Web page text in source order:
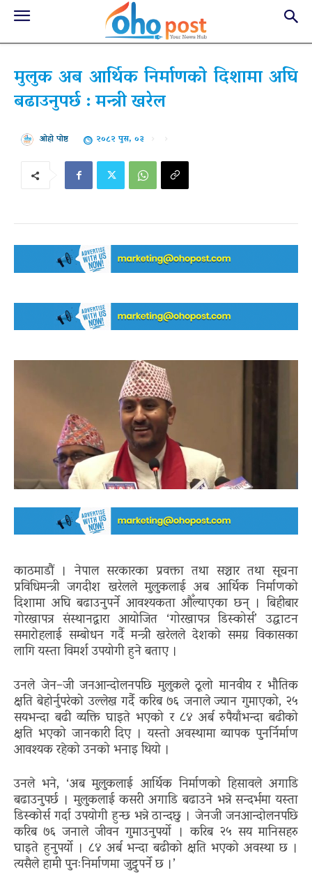
मुलुक अब आर्थिक निर्माणको दिशामा अघि
बढाउनुपर्छ : मन्त्री खरेल
ओहो पोष्ट २०८२ पुस, ०३
काठमाडौं । नेपाल सरकारका प्रवक्ता तथा सञ्चार तथा सूचना
प्रविधिमन्त्री जगदीश खरेलले मुलुकलाई अब आर्थिक निर्माणको
दिशामा अघि बढाउनुपर्ने आवश्यकता औँल्याएका छन् । बिहीबार
गोरखापत्र संस्थानद्वारा आयोजित ‘गोरखापत्र डिस्कोर्स’ उद्घाटन
समारोहलाई सम्बोधन गर्दै मन्त्री खरेलले देशको समग्र विकासका
लागि यस्ता विमर्श उपयोगी हुने बताए ।
उनले जेन–जी जनआन्दोलनपछि मुलुकले ठूलो मानवीय र भौतिक
क्षति बेहोर्नुपरेको उल्लेख गर्दै करिब ७६ जनाले ज्यान गुमाएको, २५
सयभन्दा बढी व्यक्ति घाइते भएको र ८४ अर्ब रुपैयाँभन्दा बढीको
क्षति भएको जानकारी दिए । यस्तो अवस्थामा व्यापक पुनर्निर्माण
आवश्यक रहेको उनको भनाइ थियो ।
उनले भने, ‘अब मुलुकलाई आर्थिक निर्माणको हिसावले अगाडि
बढाउनुपर्छ । मुलुकलाई कसरी अगाडि बढाउने भन्ने सन्दर्भमा यस्ता
डिस्कोर्स गर्दा उपयोगी हुन्छ भन्ने ठान्दछु । जेनजी जनआन्दोलनपछि
करिब ७६ जनाले जीवन गुमाउनुपर्यो । करिब २५ सय मानिसहरु
घाइते हुनुपर्यो । ८४ अर्ब भन्दा बढीको क्षति भएको अवस्था छ ।
त्यसैले हामी पुनःनिर्माणमा जुट्नुपर्ने छ ।’